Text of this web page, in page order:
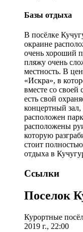
Базы отдыха
В посёлке
окраине
очень хороший
пляжу очень
местность. В
«Искра», в
вместе со своей
есть свой
концертный
расположен
расположены
которую
стоит
отдыха в
Ссылки
Поселок
Курортные
2019 г., 22:00